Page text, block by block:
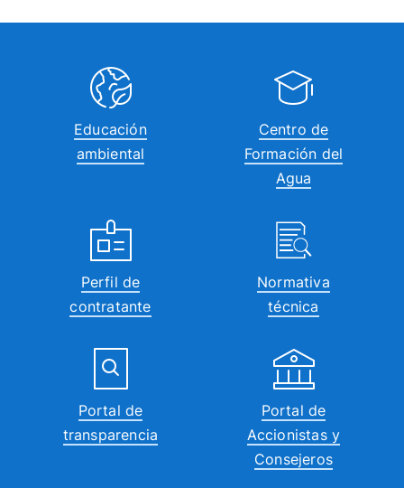
Educación
ambiental
Centro de
Formación del
Agua
Perfil de
contratante
Normativa
técnica
Portal de
transparencia
Portal de
Accionistas y
Consejeros